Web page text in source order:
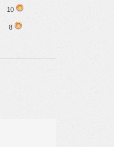
10
8